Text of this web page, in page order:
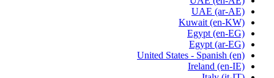
UAE (ar-AE)
Kuwait (en-KW)
Egypt (en-EG)
Egypt (ar-EG)
United States - Spanish (en)
Ireland (en-IE)